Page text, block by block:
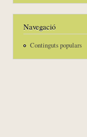
Navegació
Continguts populars